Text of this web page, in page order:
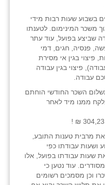
טען העובד כי עבד 7 ימים בשבוע שעות רבות מידי
משכר המינימום. לטענתו
שביצע בפועל, עוד עתר
פנסיה, חגים, דמי
פיצוי בגין אי מסירת
חודש עבודה), פיצוי בגין עבודה
עבודה.
השכר החודשי הוחתם
ממנו מיד לאחר
מרבית טענות התובע,
6 ימים בשבוע ושעות עבודתו כפי
שעות עבודתו בפועל, אלו
עוד נטען כי
וכן מסמכים רשומים